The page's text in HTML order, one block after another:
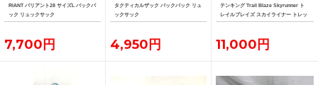
RIANT バリアント28 サイズL バックパ
ック リュックサック
7,700円
タクティカルザック バックパック リュ
ックサック
4,950円
テンキング Trail Blaze Skyrunner ト
レイルブレイズ スカイライナー トレッ
キングポール 2本
11,000円